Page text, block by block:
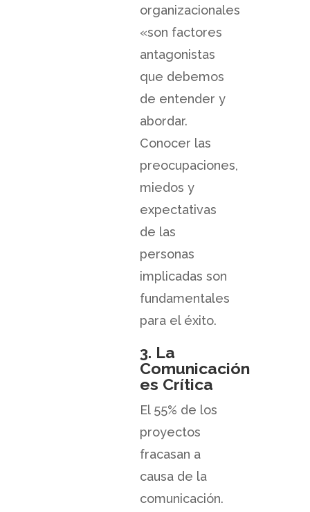
organizacionales
«son factores
antagonistas
que debemos
de entender y
abordar.
Conocer las
preocupaciones,
miedos y
expectativas
de las
personas
implicadas son
fundamentales
para el éxito.
3. La
Comunicación
es Crítica
El 55% de los
proyectos
fracasan a
causa de la
comunicación.